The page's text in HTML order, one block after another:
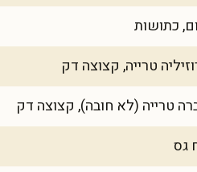
טרייה, קצוצה דק
טרייה (לא חובה), קצוצה דק
גס